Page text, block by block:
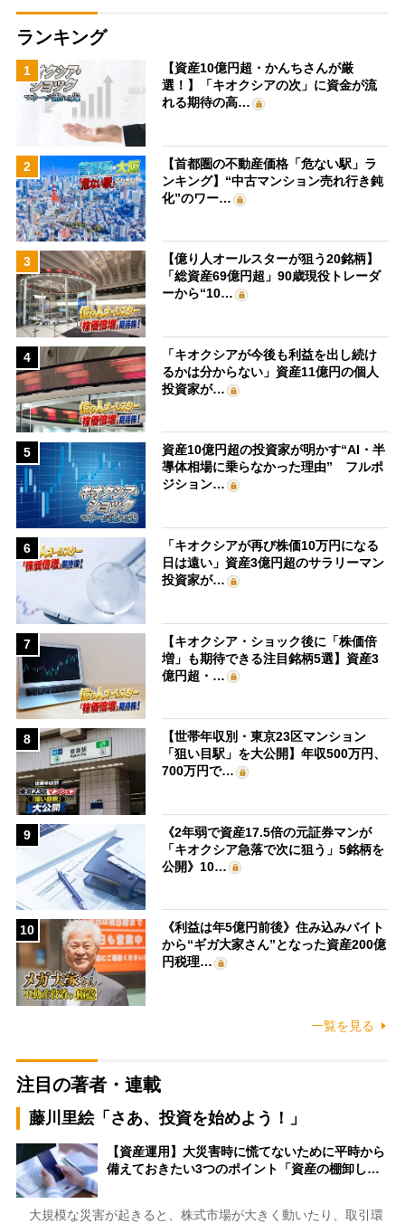
ランキング
1
【資産10億円超・かんちさんが厳
選！】「キオクシアの次」に資金が流
れる期待の高…
2
【首都圏の不動産価格「危ない駅」ラ
ンキング】“中古マンション売れ行き鈍
化”のワー…
3
【億り人オールスターが狙う20銘柄】
「総資産69億円超」90歳現役トレーダ
ーから“10…
4
「キオクシアが今後も利益を出し続け
るかは分からない」資産11億円の個人
投資家が…
5
資産10億円超の投資家が明かす“AI・半
導体相場に乗らなかった理由” フルポ
ジション…
6
「キオクシアが再び株価10万円になる
日は遠い」資産3億円超のサラリーマン
投資家が…
7
【キオクシア・ショック後に「株価倍
増」も期待できる注目銘柄5選】資産3
億円超・…
8
【世帯年収別・東京23区マンション
「狙い目駅」を大公開】年収500万円、
700万円で…
9
《2年弱で資産17.5倍の元証券マンが
「キオクシア急落で次に狙う」5銘柄を
公開》10…
10
《利益は年5億円前後》住み込みバイト
から“ギガ大家さん”となった資産200億
円税理…
一覧を見る
注目の著者・連載
藤川里絵「さあ、投資を始めよう！」
【資産運用】大災害時に慌てないために平時から
備えておきたい3つのポイント「資産の棚卸し…
大規模な災害が起きると、株式市場が大きく動いたり、取引環